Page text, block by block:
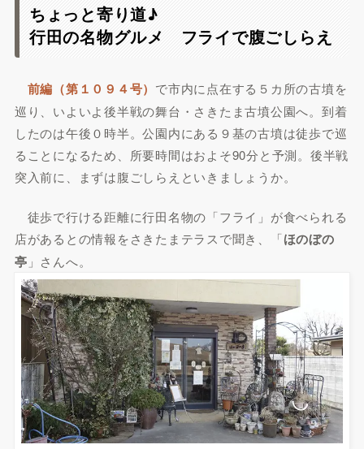
ちょっと寄り道♪
行田の名物グルメ フライで腹ごしらえ
前編（第１０９４号） で市内に点在する５カ所の古墳を
巡り、いよいよ後半戦の舞台・さきたま古墳公園へ。到着
したのは午後０時半。公園内にある９基の古墳は徒歩で巡
ることになるため、所要時間はおよそ90分と予測。後半戦
突入前に、まずは腹ごしらえといきましょうか。
徒歩で行ける距離に行田名物の「フライ」が食べられる
店があるとの情報をさきたまテラスで聞き、「ほのぼの
亭 」さんへ。